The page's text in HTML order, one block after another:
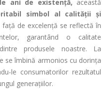
ani de existență, această
simbol al calității și
de excelență se reflectă în
garantând o calitate
produsele noastre. La
se îmbină armonios cu dorința
le consumatorilor rezultatul
generațiilor.